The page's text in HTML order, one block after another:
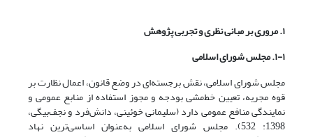
۱. مروری بر مبانی نظری و تجربی پژوهش
۱-۱. مجلس شورای اسلامی
مجلس شورای اسلامی، نقش برجسته‌ای در وضع قانون، اعمال نظارت بر
قوه‌ مجریه، تعیین خط‌مشی بودجه و مجوز استفاده از منابع عمومی و
نمایندگی منافع عمومی دارد (سلیمانی خوئینی، دانش‌فرد و نجف‌بیگی،
1398: 532). مجلس شورای اسلامی به‌عنوان اساسی‌ترین نهاد